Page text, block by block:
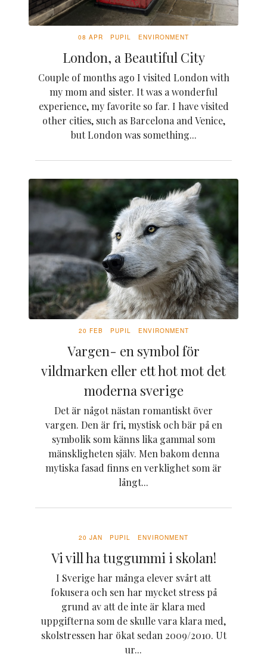
08 APR PUPIL ENVIRONMENT
London, a Beautiful City
Couple of months ago I visited London with
my mom and sister. It was a wonderful
experience, my favorite so far. I have visited
other cities, such as Barcelona and Venice,
but London was something...
20 FEB PUPIL ENVIRONMENT
Vargen- en symbol för
vildmarken eller ett hot mot det
moderna sverige
Det är något nästan romantiskt över
vargen. Den är fri, mystisk och bär på en
symbolik som känns lika gammal som
mänskligheten själv. Men bakom denna
mytiska fasad finns en verklighet som är
långt...
20 JAN PUPIL ENVIRONMENT
Vi vill ha tuggummi i skolan!
I Sverige har många elever svårt att
fokusera och sen har mycket stress på
grund av att de inte är klara med
uppgifterna som de skulle vara klara med,
skolstressen har ökat sedan 2009/2010. Ut
ur...